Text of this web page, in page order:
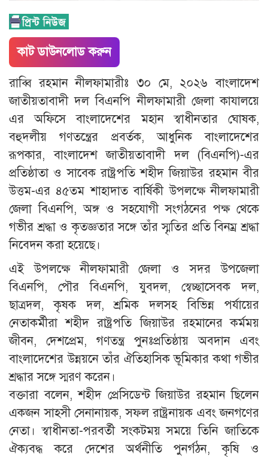
কাট ডাউনলোড করুন
রাব্বি রহমান নীলফামারীঃ ৩০ মে, ২০২৬ বাংলাদেশ
জাতীয়তাবাদী দল বিএনপি নীলফামারী জেলা কাযালয়ে
এর অফিসে বাংলাদেশের মহান স্বাধীনতার ঘোষক,
বহুদলীয় গণতন্ত্রের প্রবর্তক, আধুনিক বাংলাদেশের
রূপকার, বাংলাদেশ জাতীয়তাবাদী দল (বিএনপি)-এর
প্রতিষ্ঠাতা ও সাবেক রাষ্ট্রপতি শহীদ জিয়াউর রহমান বীর
উত্তম-এর ৪৫তম শাহাদাত বার্ষিকী উপলক্ষে নীলফামারী
জেলা বিএনপি, অঙ্গ ও সহযোগী সংগঠনের পক্ষ থেকে
গভীর শ্রদ্ধা ও কৃতজ্ঞতার সঙ্গে তাঁর স্মৃতির প্রতি বিনম্র শ্রদ্ধা
নিবেদন করা হয়েছে।
এই উপলক্ষে নীলফামারী জেলা ও সদর উপজেলা
বিএনপি, পৌর বিএনপি, যুবদল, স্বেচ্ছাসেবক দল,
ছাত্রদল, কৃষক দল, শ্রমিক দলসহ বিভিন্ন পর্যায়ের
নেতাকর্মীরা শহীদ রাষ্ট্রপতি জিয়াউর রহমানের কর্মময়
জীবন, দেশপ্রেম, গণতন্ত্র পুনঃপ্রতিষ্ঠায় অবদান এবং
বাংলাদেশের উন্নয়নে তাঁর ঐতিহাসিক ভূমিকার কথা গভীর
শ্রদ্ধার সঙ্গে স্মরণ করেন।
বক্তারা বলেন, শহীদ প্রেসিডেন্ট জিয়াউর রহমান ছিলেন
একজন সাহসী সেনানায়ক, সফল রাষ্ট্রনায়ক এবং জনগণের
নেতা। স্বাধীনতা-পরবর্তী সংকটময় সময়ে তিনি জাতিকে
ঐক্যবদ্ধ করে দেশের অর্থনীতি পুনর্গঠন, কৃষি ও